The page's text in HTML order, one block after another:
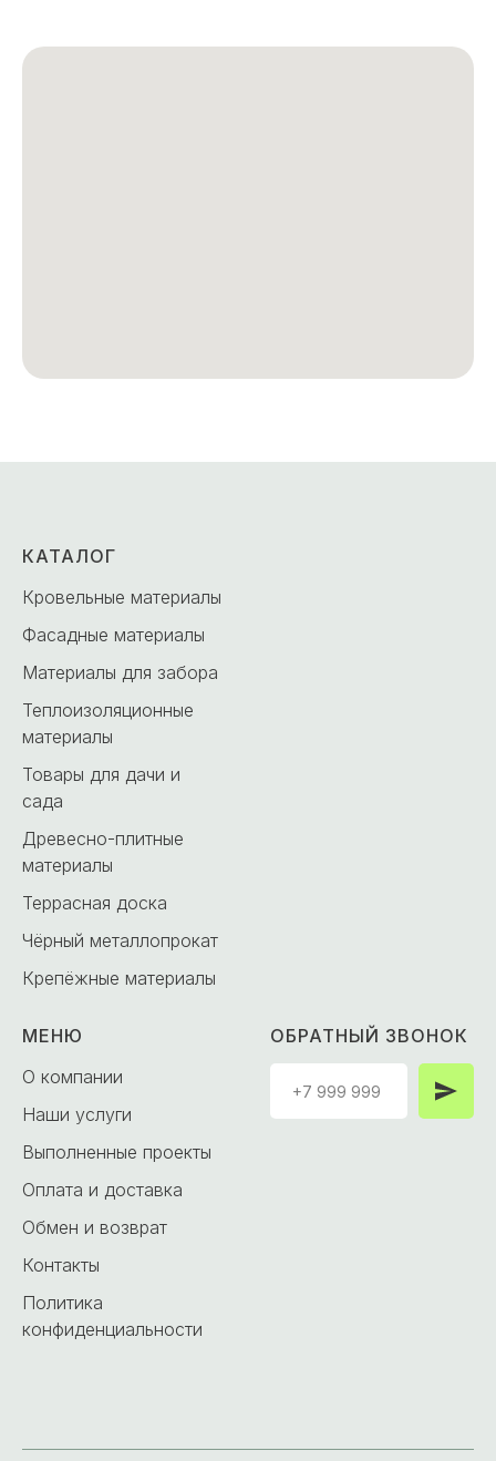
КАТАЛОГ
Кровельные материалы
Фасадные материалы
Материалы для забора
Теплоизоляционные
материалы
Товары для дачи и
сада
Древесно-плитные
материалы
Террасная доска
Чёрный металлопрокат
Крепёжные материалы
МЕНЮ
О компании
Наши услуги
Выполненные проекты
Оплата и доставка
Обмен и возврат
Контакты
Политика
конфиденциальности
ОБРАТНЫЙ ЗВОНОК